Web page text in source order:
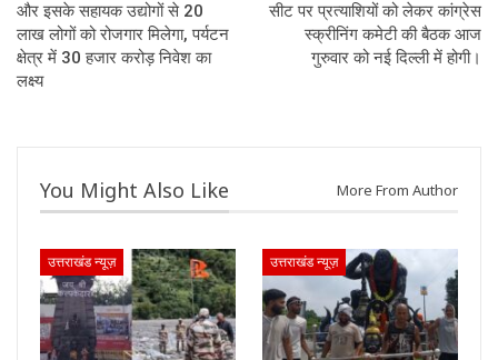
और इसके सहायक उद्योगों से 20
लाख लोगों को रोजगार मिलेगा, पर्यटन
क्षेत्र में 30 हजार करोड़ निवेश का
लक्ष्य
सीट पर प्रत्याशियों को लेकर कांग्रेस
स्क्रीनिंग कमेटी की बैठक आज
गुरुवार को नई दिल्ली में होगी।
You Might Also Like More From Author
उत्तराखंड न्यूज़ उत्तराखंड न्यूज़